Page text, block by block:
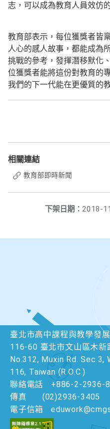
志，可以成為教育人員效仿
教育部表示，每位獲獎者皆
人心的感人故事，都能成為
挑戰的參考，發揮潛移默化
位獲獎者能將這份對教育的
我們的下一代能在更優質的
相關連結
教育部即時新聞
下架日期： 2018-
臺北市高中課程與教學發
116-60 臺北市文山區木新
No.312, Muxin Rd. Sec.3,
116, Taiwan (R.O.C.)
聯絡電話
+886-2-2936-
傳真
(02)2936-3405
電子信箱